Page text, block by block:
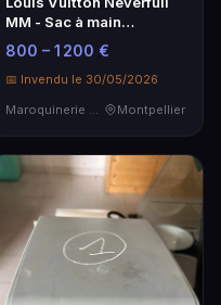
MM - Sac à main
emblématique en toile
Monogram
800 – 1 200 €
📅 Invendu le 30/05/2026
Montpellier